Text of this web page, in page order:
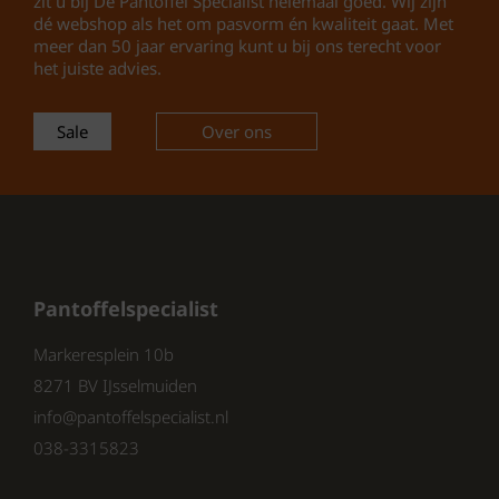
mogelijk om persoonlijke
orthopedische inlegzolen te
gebruiken, wat de ondersteuning
Rubberen Zool:De stevige
rubberen zool biedt grip en
lopen op verschillende
De Fischer Uniseks Verband Pantoffels zijn
bijzonder geschikt voor mensen met
dé webshop als het om pasvorm én kwaliteit gaat. Met
meer dan 50 jaar ervaring kunt u bij ons terecht voor
het juiste advies.
Sale Over ons
Pantoffelspecialist
Markeresplein 10b
8271 BV IJsselmuiden
info@pantoffelspecialist.nl
038-3315823